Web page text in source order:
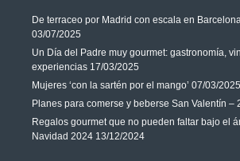
De terraceo por Madrid con escala en
03/07/2025
Un Día del Padre muy gourmet: gastronomía,
experiencias 17/03/2025
Mujeres ‘con la sartén por el mango’ 07/03/2025
Planes para comerse y beberse San Valentín –
Regalos gourmet que no pueden faltar bajo el
Navidad 2024 13/12/2024